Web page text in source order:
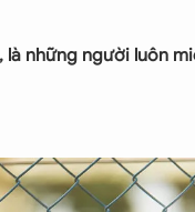
những người luôn